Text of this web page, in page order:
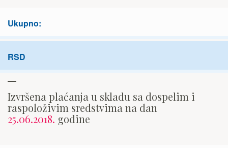
Ukupno:
RSD
Izvršena plaćanja u skladu sa dospelim i
raspoloživim sredstvima na dan
25.06.2018. godine